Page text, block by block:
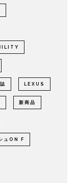
LEXUS
新商品
ュON F